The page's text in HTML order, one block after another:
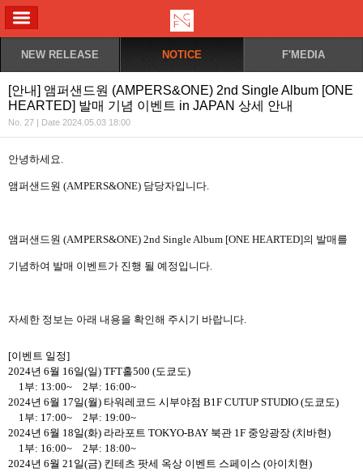
NEW RELEASE NOTICE F'MEDIA
[안내] 앰퍼샌드원 (AMPERS&ONE) 2nd Single Album [ONE
HEARTED] 발매 기념 이벤트 in JAPAN 상세 안내
No. 27 | Date 2024.05.03 18:00
안녕하세요.
앰퍼샌드원 (AMPERS&ONE) 담당자입니다.
앰퍼샌드원 (AMPERS&ONE) 2nd Single Album [ONE HEARTED]의 발매를
기념하여 발매 이벤트가 진행 될 예정입니다.
자세한 정보는 아래 내용을 확인해 주시기 바랍니다.
[이벤트 일정]
2024년 6월 16일(일) TFT홀500 (도쿄도)
1부: 13:00~ 2부: 16:00~
2024년 6월 17일(월) 타워레코드 시부야점 B1F CUTUP STUDIO (도쿄도)
1부: 17:00~ 2부: 19:00~
2024년 6월 18일(화) 라라포트 TOKYO-BAY 북관 1F 중앙광장 (치바현)
1부: 16:00~ 2부: 18:00~
2024년 6월 21일(금) 킨테츠 팟세 옥상 이벤트 스페이스 (아이치현)